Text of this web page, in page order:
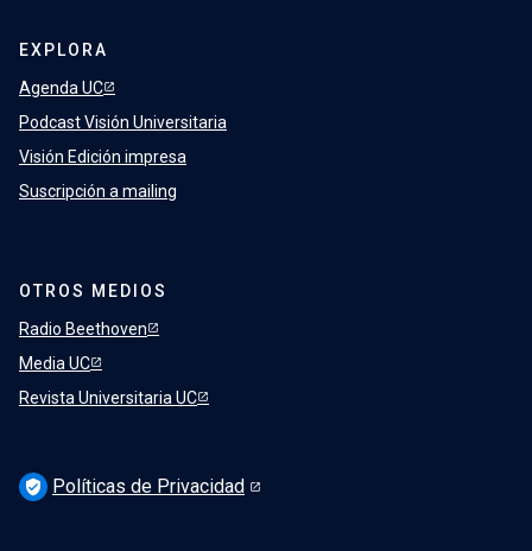
EXPLORA
Agenda UC
Podcast Visión Universitaria
Visión Edición impresa
Suscripción a mailing
OTROS MEDIOS
Radio Beethoven
Media UC
Revista Universitaria UC
verified_user Políticas de Privacidad